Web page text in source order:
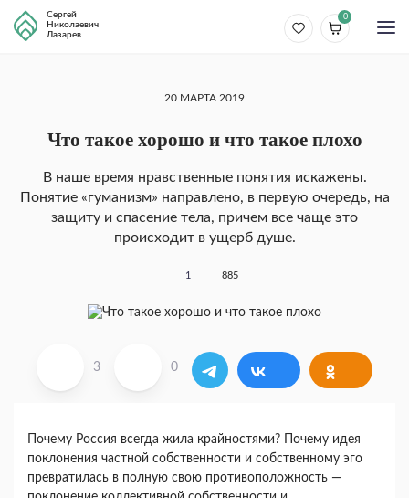
Сергей
Николаевич
Лазарев
0
20 МАРТА 2019
Что такое хорошо и что такое плохо
В наше время нравственные понятия искажены.
Понятие «гуманизм» направлено, в пер­вую очередь, на
защиту и спасение тела, причем все чаще это
происходит в ущерб душе.
1 885
3 0
Почему Россия всегда жила крайностя­ми? Почему идея
поклонения частной собственности и собственному эго
превратилась в полную свою про­тивоположность —